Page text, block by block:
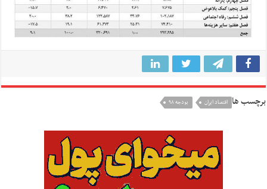
برچسب ها اقتصاد ایران بودجه ۹۸